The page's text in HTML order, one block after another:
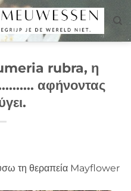
rubra, η
αφήνοντας
τη θεραπεία Mayflower